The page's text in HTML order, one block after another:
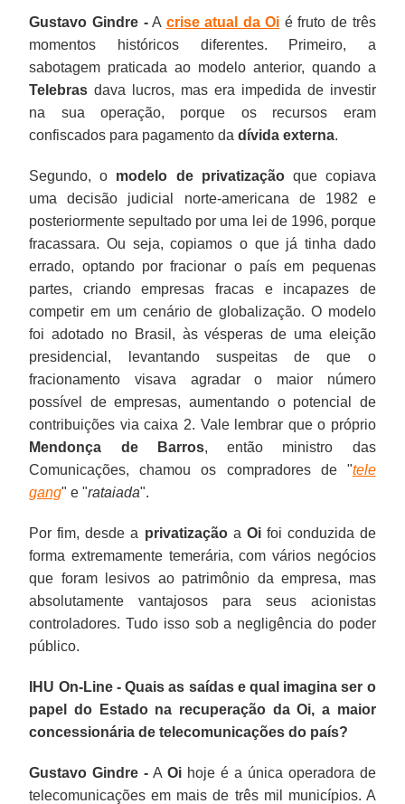
Gustavo Gindre -A crise atual da Oi é fruto de três
momentos históricos diferentes. Primeiro, a
sabotagem praticada ao modelo anterior, quando a
Telebras dava lucros, mas era impedida de investir
na sua operação, porque os recursos eram
confiscados para pagamento da dívida externa.
Segundo, o modelo de privatizaçãoque copiava
uma decisão judicial norte-americana de 1982 e
posteriormente sepultado por uma lei de 1996, porque
fracassara. Ou seja, copiamos o que já tinha dado
errado, optando por fracionar o país em pequenas
partes, criando empresas fracas e incapazes de
competir em um cenário de globalização. O modelo
foi adotado no Brasil, às vésperas de uma eleição
presidencial, levantando suspeitas de que o
fracionamento visava agradar o maior número
possível de empresas, aumentando o potencial de
contribuições via caixa 2. Vale lembrar que o próprio
Mendonça de Barros, então ministro das
Comunicações, chamou os compradores de "tele
gang" e "rataiada".
Por fim, desde a privatizaçãoa Oifoi conduzida de
forma extremamente temerária, com vários negócios
que foram lesivos ao patrimônio da empresa, mas
absolutamente vantajosos para seus acionistas
controladores. Tudo isso sob a negligência do poder
público.
IHU On-Line - Quais as saídas e qual imagina ser o
papel do Estado na recuperação da Oi, a maior
concessionária de telecomunicações do país?
Gustavo Gindre - AOi hoje é a única operadora de
telecomunicações em mais de três mil municípios. A